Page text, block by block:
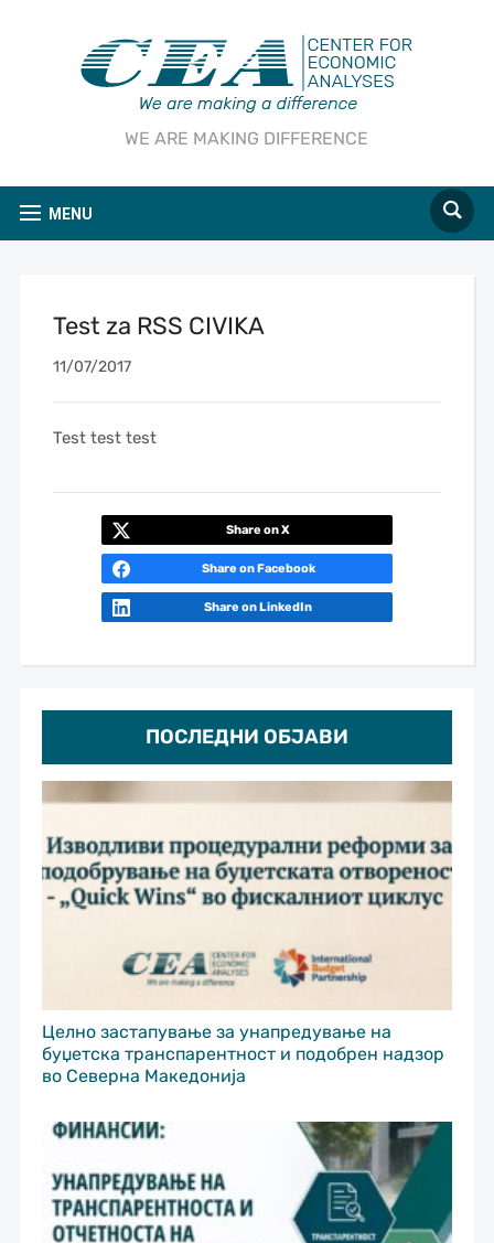
WE ARE MAKING DIFFERENCE
MENU
ПОСЛЕДНИ ОБЈАВИ
Целно застапување за унапредување на
буџетска транспарентност и подобрен надзор
во Северна Македонија
Test za RSS CIVIKA
11/07/2017
Test test test
Share on X
Share on Facebook
Share on LinkedIn